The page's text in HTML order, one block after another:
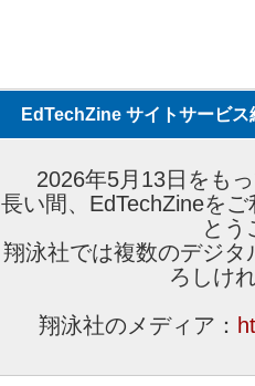
EdTechZine サイトサービス
2026年5月13日をも
長い間、EdTechZineを
とう
翔泳社では複数のデジ
ろしけ
翔泳社のメディア：